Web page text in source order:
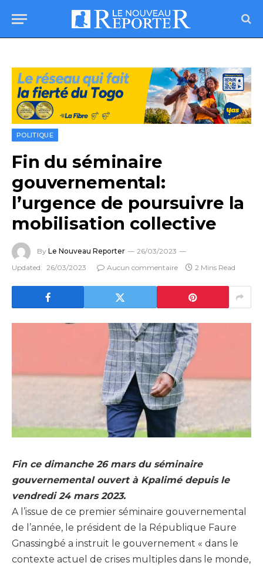
POLITIQUE
Fin du séminaire
gouvernemental:
l’urgence de poursuivre la
mobilisation collective
By Le Nouveau Reporter
26/03/2023
Updated: 26/03/2023 Aucun commentaire 2 Mins Read
Fin ce dimanche 26 mars du séminaire
gouvernemental ouvert à Kpalimé depuis le
vendredi 24 mars 2023.
A l’issue de ce premier séminaire gouvernemental
de l’année, le président de la République Faure
Gnassingbé a instruit le gouvernement « dans le
contexte actuel de crises multiples dans le monde,